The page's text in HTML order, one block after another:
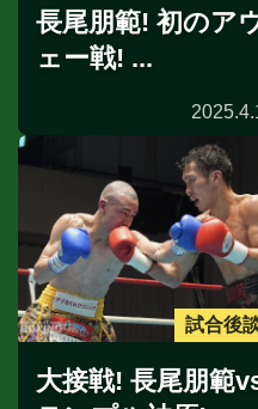
長尾朋範! 初のア
ェー戦! ...
試合後
大接戦! 長尾朋範